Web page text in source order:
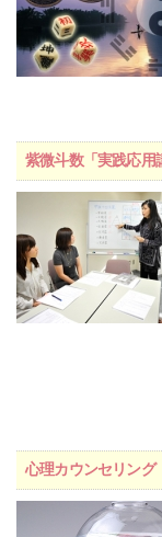
紫微斗数「実践応
心理カウンセリン